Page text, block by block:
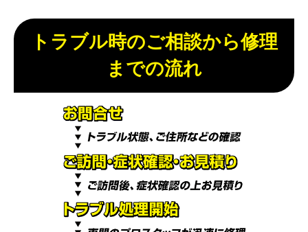
トラブル時のご相談から修理
までの流れ